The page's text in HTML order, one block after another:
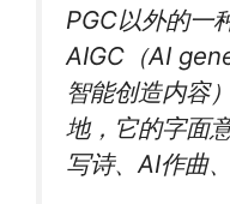
PGC以外的一
AIGC（AI
智能创造内容
地，它的字面
写诗、AI作曲